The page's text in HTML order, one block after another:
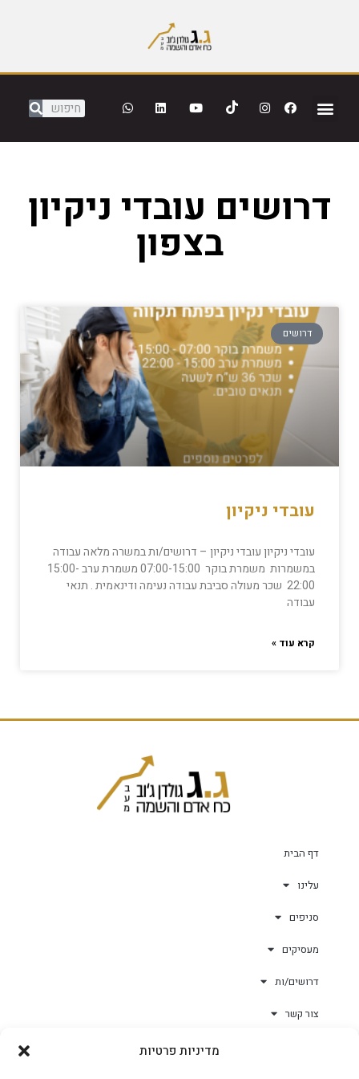
מדיניות פרטיות
דרושים עובדי ניקיון
בצפון
דרושים
עובדי ניקיון
עובדי ניקיון עובדי ניקיון – דרושים/ות במשרה מלאה עבודה
במשמרות משמרת בוקר 07:00-15:00 משמרת ערב 15:00-
22:00 שכר מעולה סביבת עבודה נעימה ודינאמית . תנאי
עבודה
קרא עוד »
דף הבית
עלינו
סניפים
מעסיקים
דרושים/ות
צור קשר